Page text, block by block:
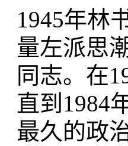
1945年林
量左派思
同志。在
直到1984
最久的政